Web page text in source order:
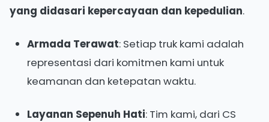
yang didasari kepercayaan dan kepedulian.
Armada Terawat: Setiap truk kami adalah
representasi dari komitmen kami untuk
keamanan dan ketepatan waktu.
Layanan Sepenuh Hati: Tim kami, dari CS